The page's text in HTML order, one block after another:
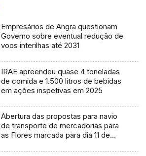
Empresários de Angra questionam
Governo sobre eventual redução de
voos interilhas até 2031
IRAE apreendeu quase 4 toneladas
de comida e 1.500 litros de bebidas
em ações inspetivas em 2025
Abertura das propostas para navio
de transporte de mercadorias para
as Flores marcada para dia 11 de